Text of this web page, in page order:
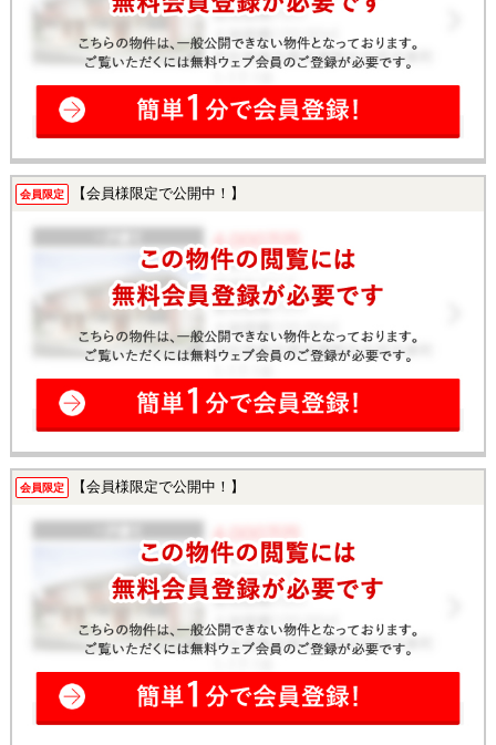
会員限定 【会員様限定で公開中！】
会員限定 【会員様限定で公開中！】